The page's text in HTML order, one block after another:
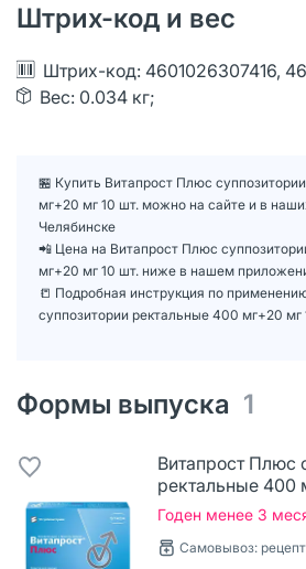
Штрих-код и вес
Штрих-код: 4601026307416,
Вес: 0.034 кг;
🏪 Купить Витапрост Плюс
мг+20 мг 10 шт. можно на сайте и в
Челябинске
📲 Цена на Витапрост Плюс
мг+20 мг 10 шт. ниже в нашем
📒 Подробная инструкция по
суппозитории ректальные 400 мг+20 мг
Формы выпуска 1
Витапрост Плюс
ректальные 400
Годен менее 3
Самовывоз: